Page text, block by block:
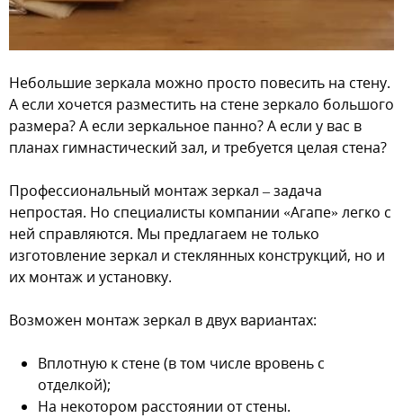
Небольшие зеркала можно просто повесить на стену.
А если хочется разместить на стене зеркало большого
размера? А если зеркальное панно? А если у вас в
планах гимнастический зал, и требуется целая стена?
Профессиональный монтаж зеркал – задача
непростая. Но специалисты компании «Агапе» легко с
ней справляются. Мы предлагаем не только
изготовление зеркал и стеклянных конструкций, но и
их монтаж и установку.
Возможен монтаж зеркал в двух вариантах:
Вплотную к стене (в том числе вровень с
отделкой);
На некотором расстоянии от стены.